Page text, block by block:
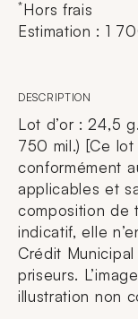
*Hors frais
Estimation : 1
DESCRIPTION
Lot d’or : 24,5
750 mil.) [Ce lot
conformément
applicables et
composition de
indicatif, elle
Crédit
priseurs.
illustration non